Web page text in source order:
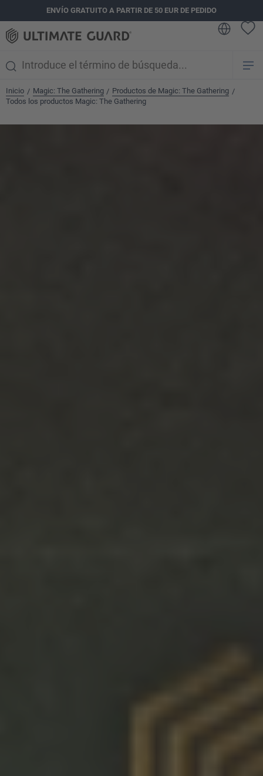
principalENVÍO GRATUITO A PARTIR DE 50 EUR DE PEDIDO
Inicio / Magic: The Gathering / Productos de Magic: The Gathering /
Todos los productos Magic: The Gathering